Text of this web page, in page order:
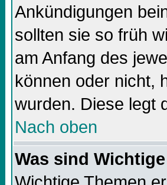
Ankündigungen
sollten sie so früh
am Anfang des
können oder nicht,
wurden. Diese legt
Nach oben
Was sind